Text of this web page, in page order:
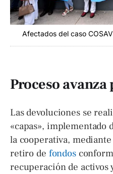
Afectados del caso
Proceso avanza
Las devoluciones se
«capas», implementado
la cooperativa,
retiro de fondos
recuperación de activos